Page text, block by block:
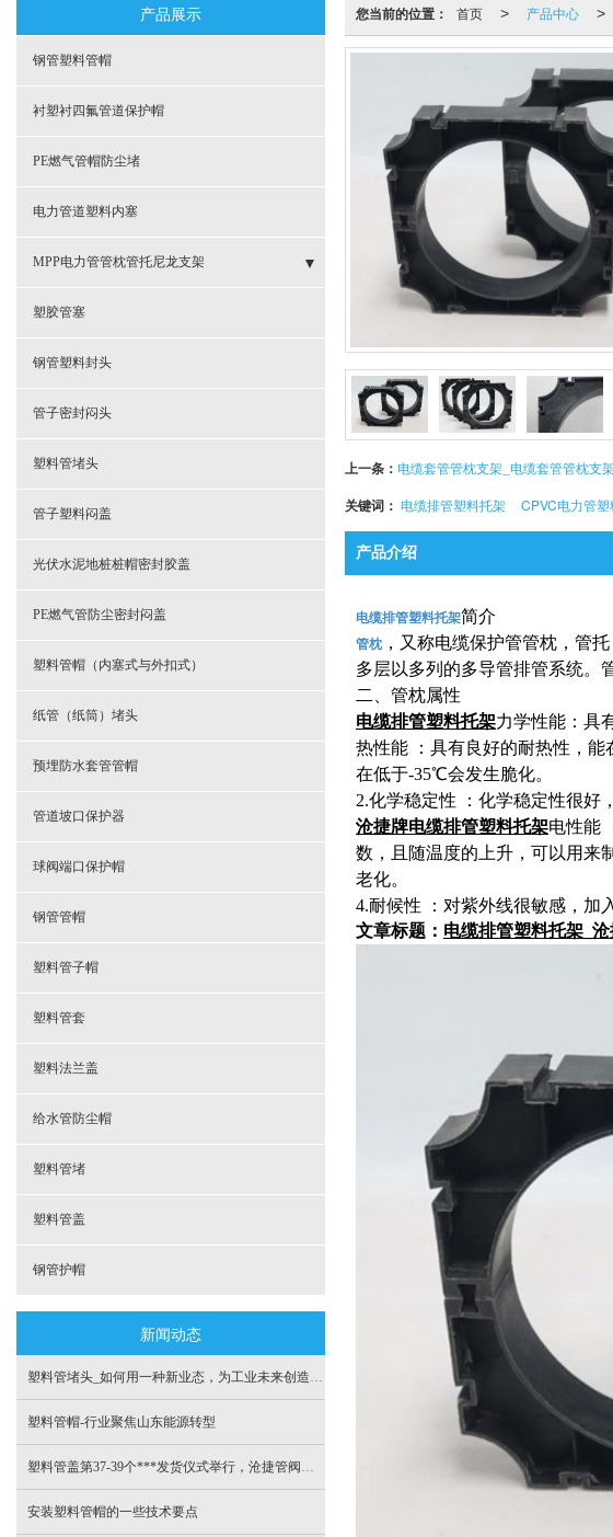
您当前的位置： 首页 > 产品中心 >
上一条：
关键词： 电缆排管塑料托架 CPVC电力管
产品介绍
电缆排管塑料托架简介
管枕，又称电缆保护管管枕，管
多层以多列的多导管排管系统。
二、管枕属性
电缆排管塑料托架力学性能：具
热性能 ：具有良好的耐热性，
在低于-35℃会发生脆化。
2.化学稳定性 ：化学稳定性很好
沧捷牌电缆排管塑料托架电性能
数，且随温度的上升，可以用来
老化。
4.耐候性 ：对紫外线很敏感，加
文章标题： 电缆排管塑料托架 沧
产品展示
钢管塑料管帽
衬塑衬四氟管道保护帽
PE燃气管帽防尘堵
电力管道塑料内塞
MPP电力管管枕管托尼龙支架
- MPP电力管管枕规格型号
- CPVC电力管塑料管枕
- 电缆保护管支撑管枕
- 电缆套管管枕支架
- 电缆排管塑料托架
- 电缆管道分隔托架
- 电力管道尼龙管托
塑胶管塞
钢管塑料封头
管子密封闷头
塑料管堵头
管子塑料闷盖
光伏水泥地桩桩帽密封胶盖
PE燃气管防尘密封闷盖
塑料管帽（内塞式与外扣式）
纸管（纸筒）堵头
预埋防水套管管帽
管道坡口保护器
球阀端口保护帽
钢管管帽
塑料管子帽
塑料管套
塑料法兰盖
给水管防尘帽
塑料管堵
塑料管盖
钢管护帽
新闻动态
塑料管堵头_如何用一种新业态，为工业未来创造“长效价值”
塑料管帽-行业聚焦山东能源转型
塑料管盖第37-39个***发货仪式举行，沧捷管阀为更多***服务！
安装塑料管帽的一些技术要点